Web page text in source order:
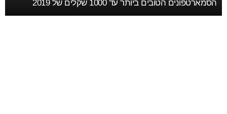
הסמארטפונים הטובים ביותר עד 1000 שקלים של 2019